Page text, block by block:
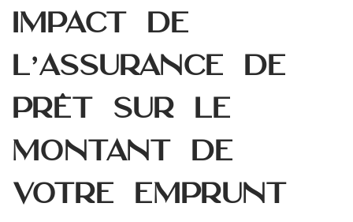
Impact de
l’assurance de
prêt sur le
montant de
votre emprunt